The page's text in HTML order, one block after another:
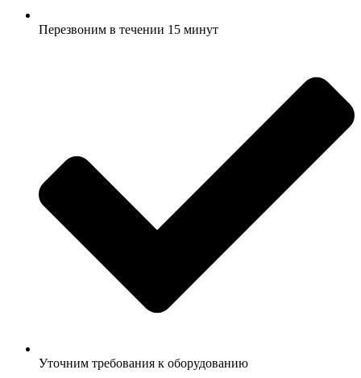
Перезвоним в течении 15 минут
Уточним требования к оборудованию